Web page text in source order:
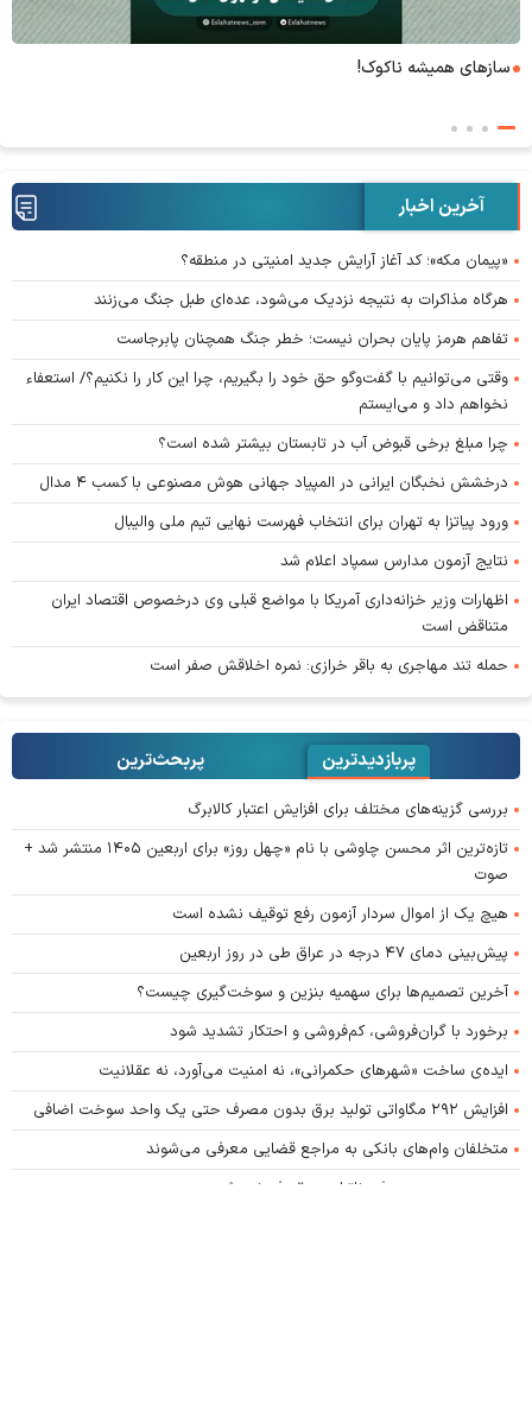
۶+۱ مدعی بهشت
آخرین اخبار
«پیمان مکه»؛ کد آغاز آرایش جدید امنیتی در منطقه؟
هرگاه مذاکرات به نتیجه نزدیک می‌شود، عده‌ای طبل جنگ می‌زنند
تفاهم هرمز پایان بحران نیست؛ خطر جنگ همچنان پابرجاست
وقتی می‌توانیم با گفت‌وگو حق خود را بگیریم، چرا این کار را نکنیم؟/ استعفاء
نخواهم داد و می‌ایستم
چرا مبلغ برخی قبوض آب در تابستان بیشتر شده است؟
درخشش نخبگان ایرانی در المپیاد جهانی هوش مصنوعی با کسب ۴ مدال
ورود پیاتزا به تهران برای انتخاب فهرست نهایی تیم ملی والیبال
نتایج آزمون مدارس سمپاد اعلام شد
اظهارات وزیر خزانه‌داری آمریکا با مواضع قبلی وی درخصوص اقتصاد ایران
متناقض است
حمله تند مهاجری به باقر خرازی: نمره اخلاقش صفر است
پربازدیدترین پربحث‌ترین‌
بررسی گزینه‌های مختلف برای افزایش اعتبار کالابرگ
تازه‌ترین اثر محسن چاوشی با نام «چهل روز» برای اربعین ۱۴۰۵ منتشر شد +
صوت
هیچ یک از اموال سردار آزمون رفع توقیف نشده است
پیش‌بینی دمای ۴۷ درجه در عراق طی در روز اربعین
آخرین تصمیم‌ها برای سهمیه بنزین و سوخت‌گیری چیست؟
برخورد با گران‌فروشی، کم‌فروشی و احتکار تشدید شود
ایده‌ی ساخت «شهرهای حکمرانی»، نه امنیت می‌آورد، نه عقلانیت
افزایش ۲۹۲ مگاواتی تولید برق بدون مصرف حتی یک واحد سوخت اضافی
متخلفان وام‌های بانکی به مراجع قضایی معرفی می‌شوند
بدون مدیریت مصرف، ناترازی برق رفع نمی‌شود